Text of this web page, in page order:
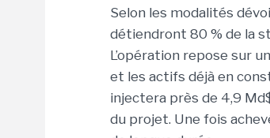
Selon les modalités
détiendront 80 % de la
L’opération repose sur
et les actifs déjà en
injectera près de 4,9
du projet. Une fois